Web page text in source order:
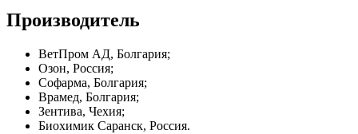
Производитель
ВетПром АД, Болгария;
Озон, Россия;
Софарма, Болгария;
Врамед, Болгария;
Зентива, Чехия;
Биохимик Саранск, Россия.